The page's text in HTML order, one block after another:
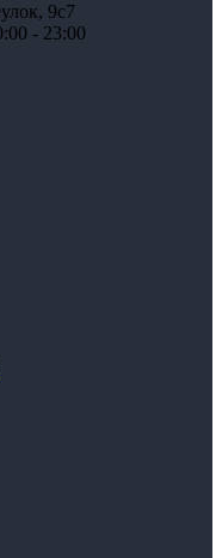
9с7
- 23:00